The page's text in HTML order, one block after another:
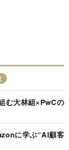
む大林組×PwCの
に学ぶ“AI顧客